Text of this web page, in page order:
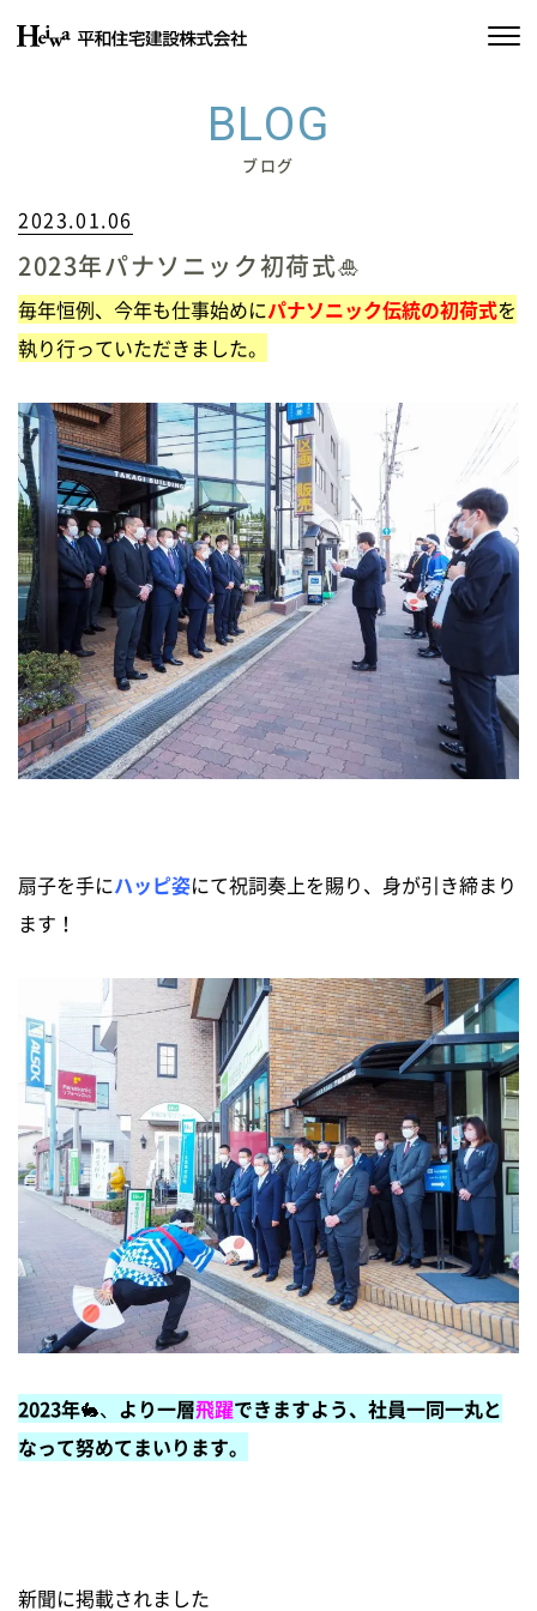
施工実績
物件情報
会社情報
SDGsの取り組み
イベント情報
新築住宅お問合せ
リフォームお問合せ
BLOG
ブログ
2023.01.06
2023年パナソニック初荷式🎍
毎年恒例、今年も仕事始めにパナソニック伝統の初荷式を
執り行っていただきました。
扇子を手にハッピ姿にて祝詞奏上を賜り、身が引き締まり
ます！
2023年🐇、 より一層飛躍できますよう、社員一同一丸と
なって努めてまいります。
新聞に掲載されました